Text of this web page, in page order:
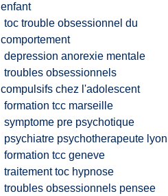
enfant
toc trouble obsessionnel du
comportement
depression anorexie mentale
troubles obsessionnels
compulsifs chez l'adolescent
formation tcc marseille
symptome pre psychotique
psychiatre psychotherapeute lyon
formation tcc geneve
traitement toc hypnose
troubles obsessionnels pensee